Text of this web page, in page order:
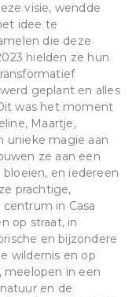
visie, wendde
idee te
die deze
hielden ze hun
geplant en alles
was het moment
Maartje,
unieke magie aan
ze aan een
en iedereen
prachtige,
in Casa
op straat, in
en bijzondere
wildernis en op
meelopen in een
en de